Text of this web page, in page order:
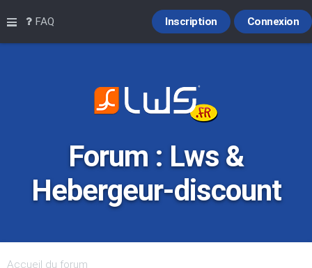
Raccourcis
FAQ Connexion
Inscription
Forum : Lws &
Hebergeur-discount
Accueil du forum